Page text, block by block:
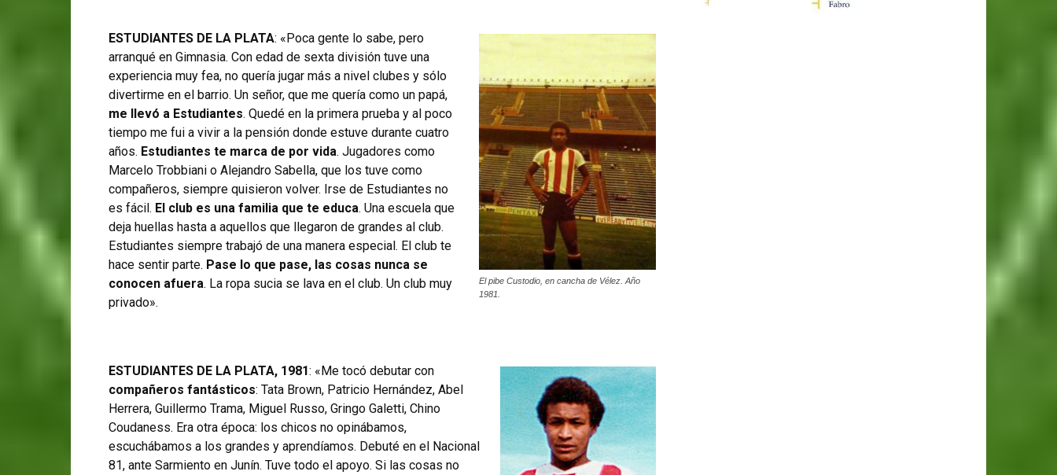
El pibe Custodio, en cancha de Vélez. Año
1981.
ESTUDIANTES DE LA PLATA: «Poca gente lo sabe, pero
arranqué en Gimnasia. Con edad de sexta división tuve una
experiencia muy fea, no quería jugar más a nivel clubes y sólo
divertirme en el barrio. Un señor, que me quería como un papá,
me llevó a Estudiantes. Quedé en la primera prueba y al poco
tiempo me fui a vivir a la pensión donde estuve durante cuatro
años. Estudiantes te marca de por vida. Jugadores como
Marcelo Trobbiani o Alejandro Sabella, que los tuve como
compañeros, siempre quisieron volver. Irse de Estudiantes no
es fácil. El club es una familia que te educa. Una escuela que
deja huellas hasta a aquellos que llegaron de grandes al club.
Estudiantes siempre trabajó de una manera especial. El club te
hace sentir parte. Pase lo que pase, las cosas nunca se
conocen afuera. La ropa sucia se lava en el club. Un club muy
privado».
ESTUDIANTES DE LA PLATA, 1981: «Me tocó debutar con
compañeros fantásticos: Tata Brown, Patricio Hernández, Abel
Herrera, Guillermo Trama, Miguel Russo, Gringo Galetti, Chino
Coudaness. Era otra época: los chicos no opinábamos,
escuchábamos a los grandes y aprendíamos. Debuté en el Nacional
81, ante Sarmiento en Junín. Tuve todo el apoyo. Si las cosas no